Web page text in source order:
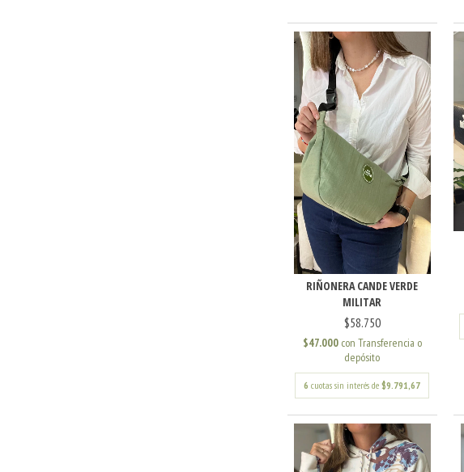
RIÑONERA CANDE VERDE
MILITAR
$58.750
$47.000 con Transferencia o
depósito
6 cuotas sin interés de$9.791,67